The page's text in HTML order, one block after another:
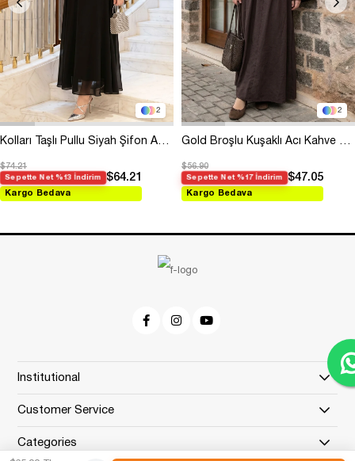
2
$74.21
Sepette Net %13 İndirim $64.21
Kargo Bedava
2
$56.90
Sepette Net %17 İndirim $47.05
Kargo Bedava
Institutional
Customer Service
Categories